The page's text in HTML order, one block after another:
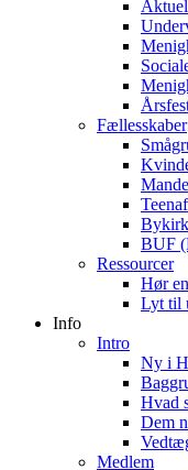
Fællesskaber
BUF
Ressourcer
Hør
Lyt til
Info
Intro
Ny i
Hvad
Dem
Medlem